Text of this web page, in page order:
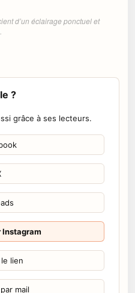
d’un éclairage ponctuel et
?
grâce à ses lecteurs.
Instagram
lien
mail